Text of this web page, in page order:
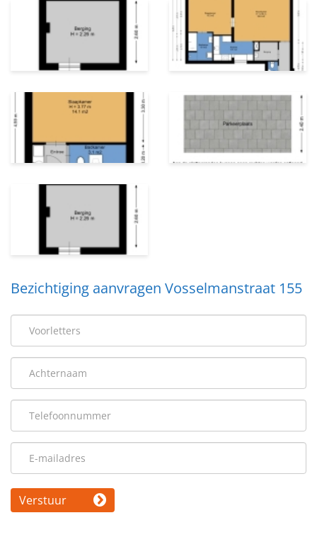
Bezichtiging aanvragen Vosselmanstraat 155
Verstuur